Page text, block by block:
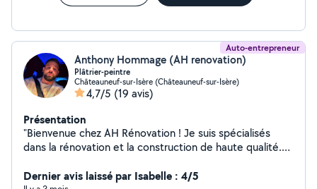
Auto-entrepreneur
Anthony Hommage (AH renovation)
Plâtrier-peintre
Châteauneuf-sur-Isère (Châteauneuf-sur-Isère)
4,7/5 (19 avis)
Présentation
"Bienvenue chez AH Rénovation ! Je suis spécialisés
dans la rénovation et la construction de haute qualité.
impeccables pour vos murs et plafonds (bandes à joint,
Dernier avis laissé par Isabelle : 4/5